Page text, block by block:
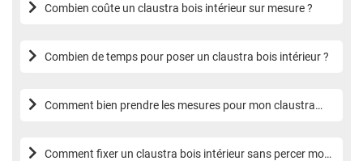
Combien coûte un claustra bois intérieur sur mesure ?
Combien de temps pour poser un claustra bois intérieur ?
Comment bien prendre les mesures pour mon claustra
Comment fixer un claustra bois intérieur sans percer mon